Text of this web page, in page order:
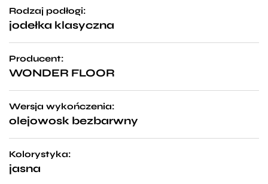
Rodzaj podłogi:
jodełka klasyczna
Producent:
WONDER FLOOR
Wersja wykończenia:
olejowosk bezbarwny
Kolorystyka:
jasna